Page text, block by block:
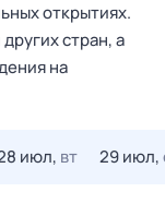
открытиях.
стран, а
на
июл, вт 29 июл,